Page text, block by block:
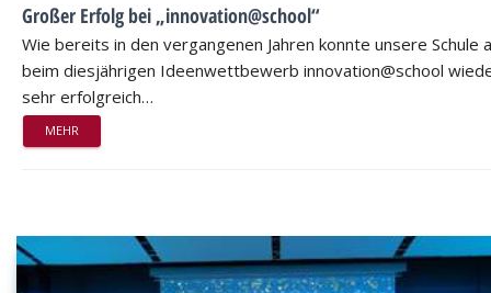
Großer Erfolg bei „innovation@school“
Wie bereits in den vergangenen Jahren konnte unsere Schule
beim diesjährigen Ideenwettbewerb innovation@school
sehr erfolgreich…
MEHR